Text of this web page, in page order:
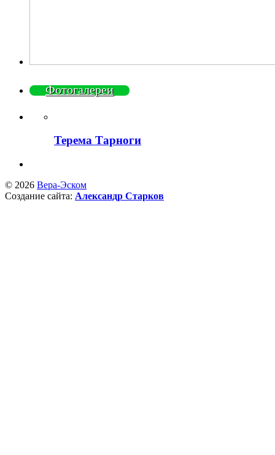
Фотогалереи
Терема Тарноги
© 2026 Вера-Эском
Создание сайта: Александр Старков